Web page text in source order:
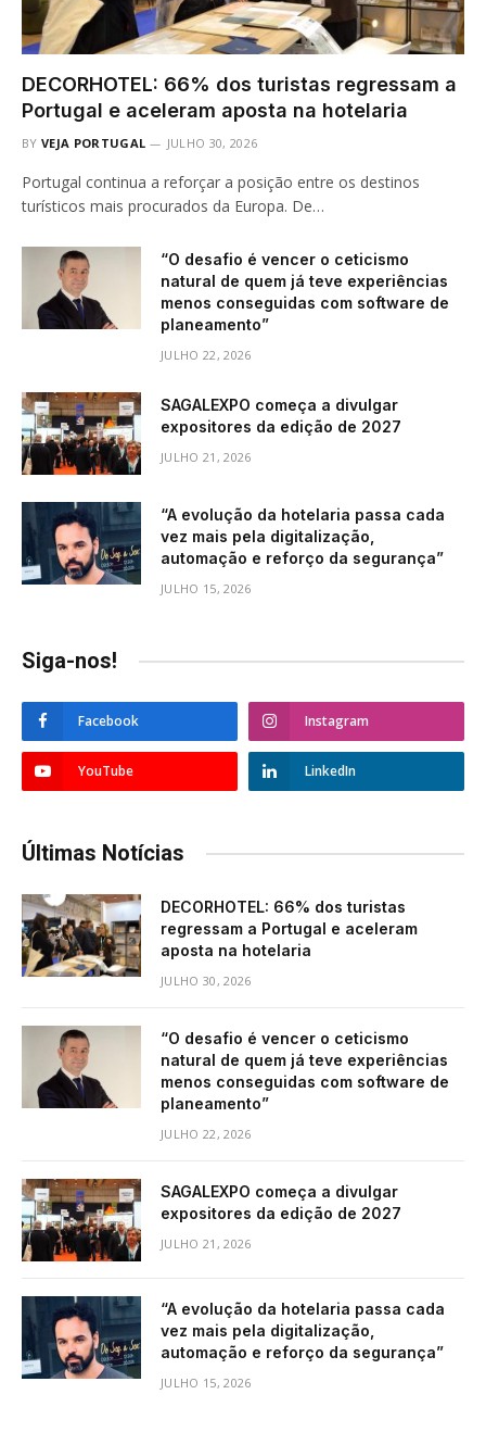
DECORHOTEL: 66% dos turistas regressam a
Portugal e aceleram aposta na hotelaria
BY VEJA PORTUGAL JULHO 30, 2026
Portugal continua a reforçar a posição entre os destinos
turísticos mais procurados da Europa. De…
“O desafio é vencer o ceticismo
natural de quem já teve experiências
menos conseguidas com software de
planeamento”
JULHO 22, 2026
SAGALEXPO começa a divulgar
expositores da edição de 2027
JULHO 21, 2026
“A evolução da hotelaria passa cada
vez mais pela digitalização,
automação e reforço da segurança”
JULHO 15, 2026
Siga-nos!
Facebook Instagram
YouTube LinkedIn
Últimas Notícias
DECORHOTEL: 66% dos turistas
regressam a Portugal e aceleram
aposta na hotelaria
JULHO 30, 2026
“O desafio é vencer o ceticismo
natural de quem já teve experiências
menos conseguidas com software de
planeamento”
JULHO 22, 2026
SAGALEXPO começa a divulgar
expositores da edição de 2027
JULHO 21, 2026
“A evolução da hotelaria passa cada
vez mais pela digitalização,
automação e reforço da segurança”
JULHO 15, 2026